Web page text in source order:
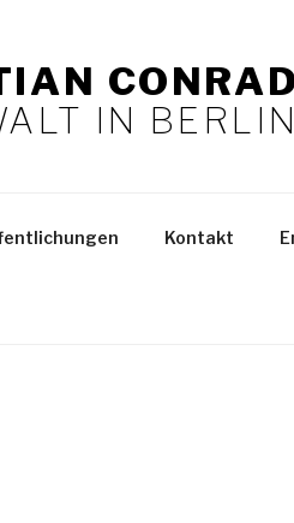
CONRAD
IN BERLIN
Kontakt